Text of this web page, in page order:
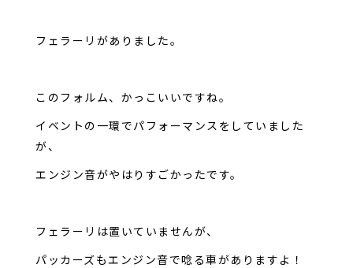
フェラーリがありました。
このフォルム、かっこいいですね。
イベントの一環でパフォーマンスをしていました
が、
エンジン音がやはりすごかったです。
フェラーリは置いていませんが、
パッカーズもエンジン音で唸る車がありますよ！